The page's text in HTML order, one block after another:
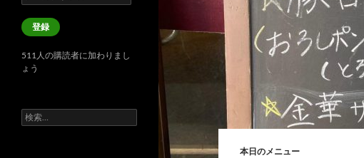
本日のメニュー
ー
ル
ア
レ
ス
登録
511人の購読者に加わりまし
ょう
検
索: